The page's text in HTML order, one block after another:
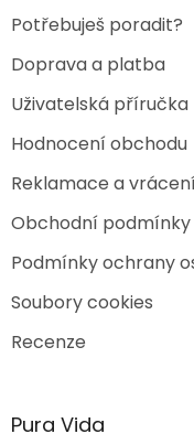
Potřebuješ poradit?
Doprava a platba
Uživatelská příručka
Hodnocení obchodu
Reklamace a
Obchodní podmínky
Podmínky ochrany
Soubory cookies
Recenze
Pura Vida